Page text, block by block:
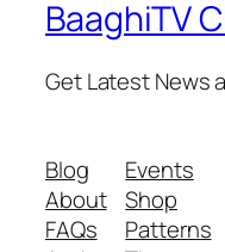
BaaghiTV
Get Latest News
Blog
About
FAQs
Events
Shop
Patterns